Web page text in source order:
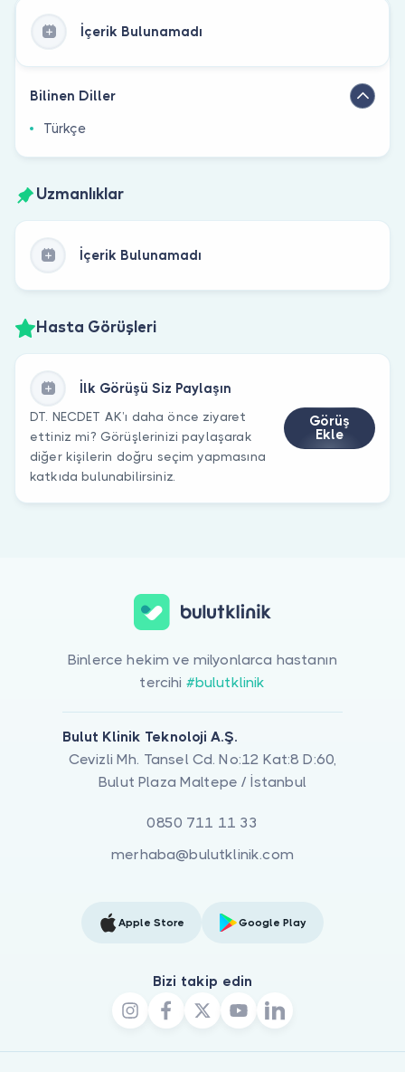
İçerik Bulunamadı
Bilinen Diller
Türkçe
Uzmanlıklar
İçerik Bulunamadı
Hasta Görüşleri
İlk Görüşü Siz Paylaşın
DT. NECDET AK’ı daha önce ziyaret
ettiniz mi? Görüşlerinizi paylaşarak
diğer kişilerin doğru seçim yapmasına
katkıda bulunabilirsiniz.
Görüş
Ekle
Binlerce hekim ve milyonlarca hastanın
tercihi #bulutklinik
Bulut Klinik Teknoloji A.Ş.
Cevizli Mh. Tansel Cd. No:12 Kat:8 D:60,
Bulut Plaza Maltepe / İstanbul
0850 711 11 33
merhaba@bulutklinik.com
Apple Store Google Play
Bizi takip edin